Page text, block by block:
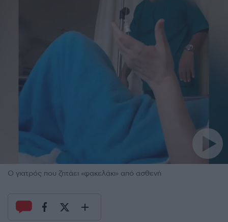
O γιατρός που ζητάει «φακελάκι» από ασθενή